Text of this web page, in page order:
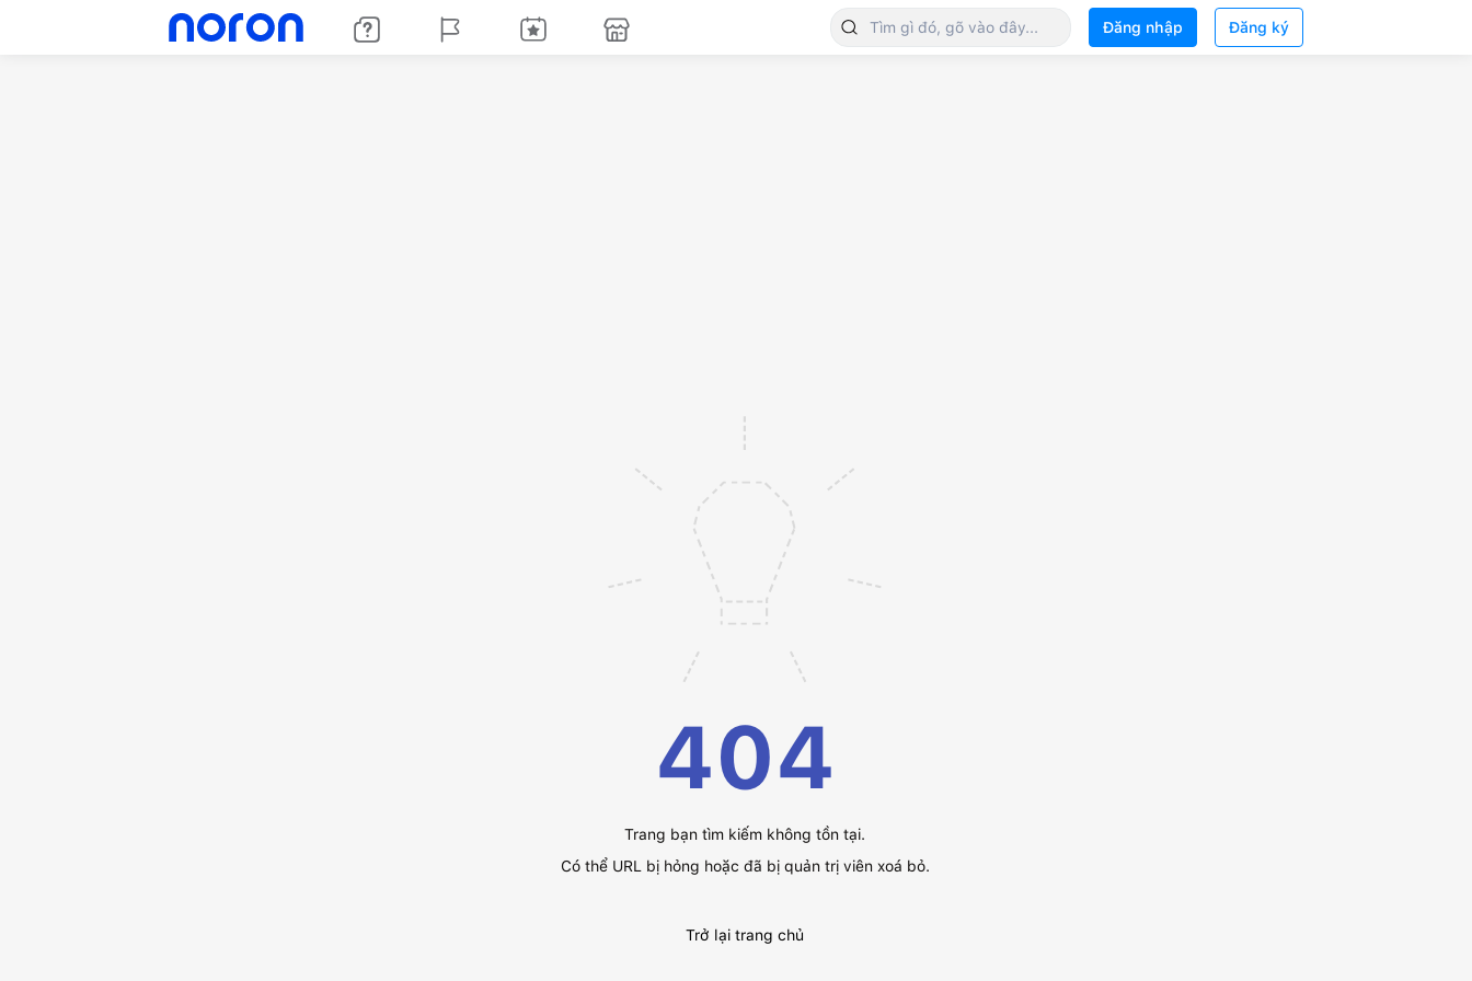
Đăng nhập Đăng ký
404
Trang bạn tìm kiếm không tồn tại.
Có thể URL bị hỏng hoặc đã bị quản trị viên xoá bỏ.
Trở lại trang chủ